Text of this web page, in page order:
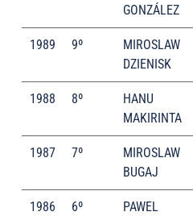
GONZÁLEZ
1989 9º
MIROSLAW
DZIENISK
1988 8º
HANU
MAKIRINTA
1987 7º
MIROSLAW
BUGAJ
1986 6º
PAWEL